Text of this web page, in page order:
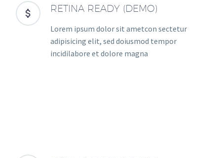

 RETINA READY (DEMO)
Lorem ipsum dolor sit ametcon sectetur
adipisicing elit, sed doiusmod tempor
incidilabore et dolore magna